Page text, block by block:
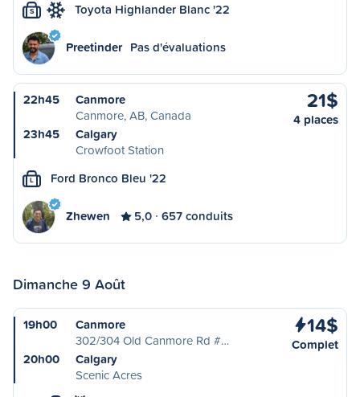
S Toyota Highlander Blanc '22
Preetinder Pas d'évaluations
22h45
Canmore
Canmore, AB, Canada
23h45
Calgary
Crowfoot Station
21$
4 places
L Ford Bronco Bleu '22
Zhewen 5,0 657 conduits
Dimanche 9 Août
19h00
Canmore
302/304 Old Canmore Rd #…
20h00
Calgary
Scenic Acres
14$
Complet